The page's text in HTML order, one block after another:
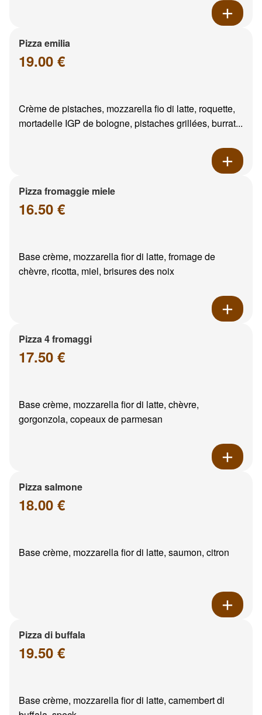
Pizza emilia
19.00 €
Crème de pistaches, mozzarella fio di latte, roquette,
mortadelle IGP de bologne, pistaches grillées, burrat...
Pizza fromaggie miele
16.50 €
Base crème, mozzarella fior di latte, fromage de
chèvre, ricotta, miel, brisures des noix
Pizza 4 fromaggi
17.50 €
Base crème, mozzarella fior di latte, chèvre,
gorgonzola, copeaux de parmesan
Pizza salmone
18.00 €
Base crème, mozzarella fior di latte, saumon, citron
Pizza di buffala
19.50 €
Base crème, mozzarella fior di latte, camembert di